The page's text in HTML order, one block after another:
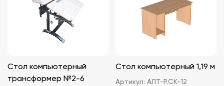
Стол компьютерный
трансформер №2-6
Стол компьютерный 1,19 м
Артикул: АЛТ-Р.СК-12